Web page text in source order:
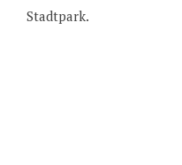
Stadtpark.